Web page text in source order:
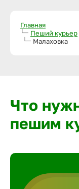
Главная
Пеший курьер
Малаховка
Что
пешим